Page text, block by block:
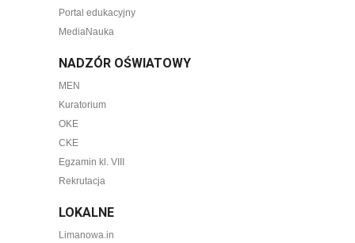
Portal edukacyjny
MediaNauka
NADZÓR OŚWIATOWY
MEN
Kuratorium
OKE
CKE
Egzamin kl. VIII
Rekrutacja
LOKALNE
Limanowa.in